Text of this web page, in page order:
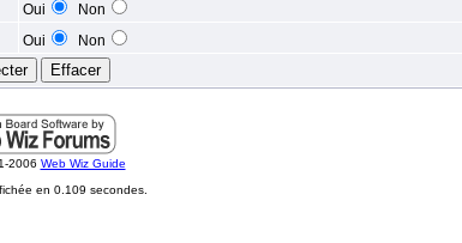
Oui
Non
Oui Non
2006 Web Wiz Guide
en 0.109 secondes.